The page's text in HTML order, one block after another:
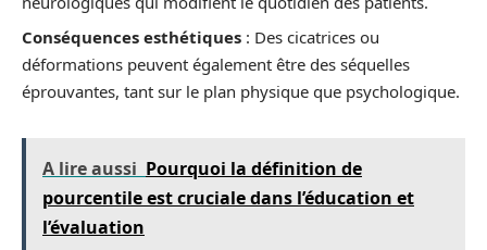
Conséquences esthétiques : Des cicatrices ou
déformations peuvent également être des séquelles
éprouvantes, tant sur le plan physique que psychologique.
A lire aussi Pourquoi la définition de
pourcentile est cruciale dans l’éducation et
l’évaluation